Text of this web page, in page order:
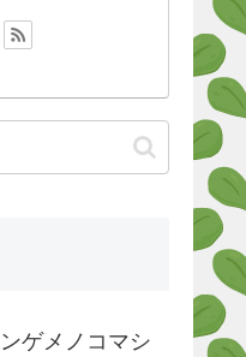
ゲメノコマシ